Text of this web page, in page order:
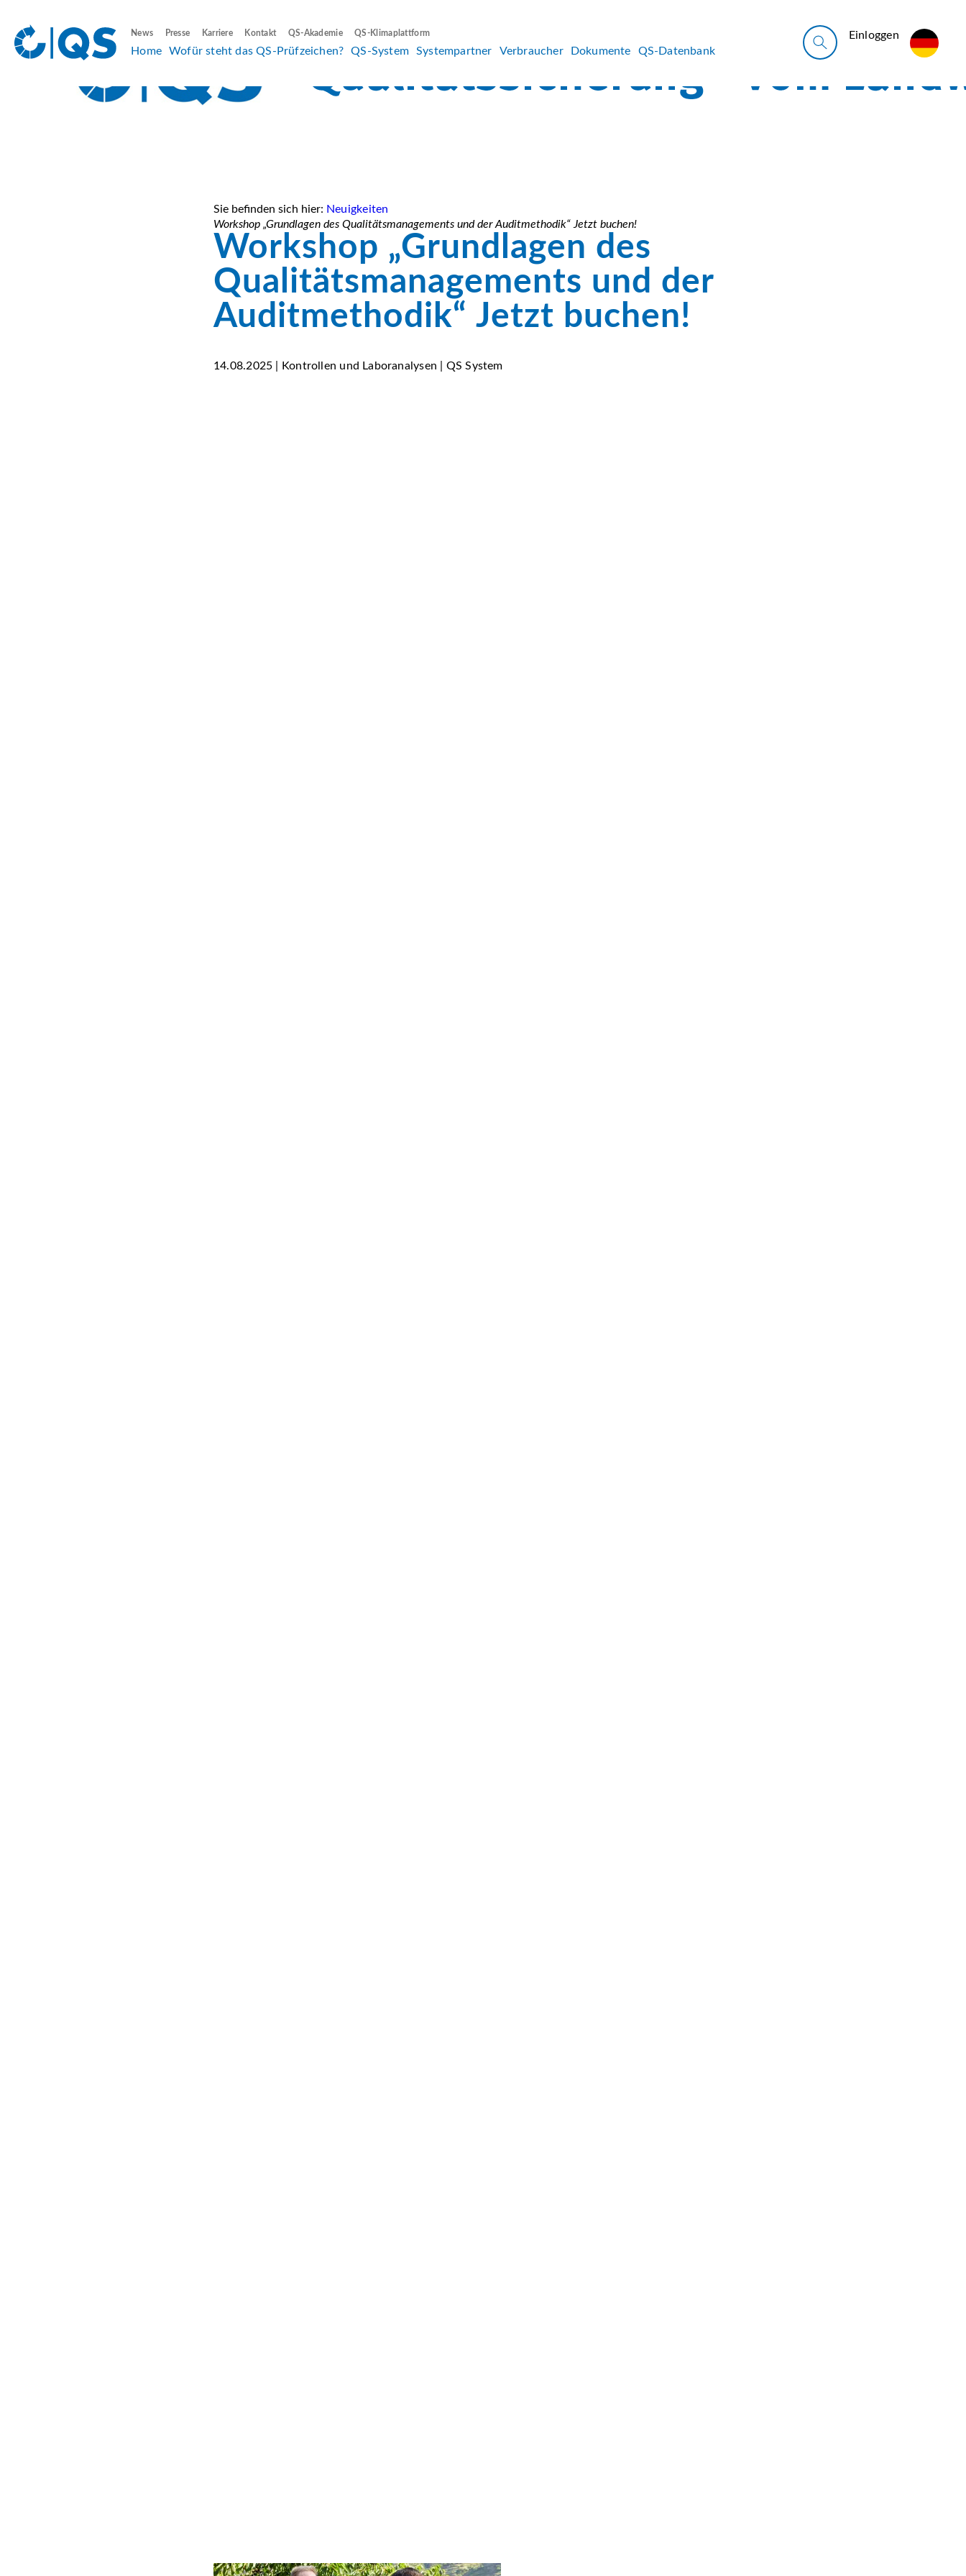
News Presse Karriere Kontakt QS-Akademie QS-Klimaplattform
Home Wofür steht das QS-Prüfzeichen? QS-System Systempartner Verbraucher Dokumente QS-Datenbank
Ein­log­gen
Sie befinden sich hier: Neuigkeiten
Workshop „Grundlagen des Qualitätsmanagements und der Auditmethodik“ Jetzt buchen!
Workshop „Grundlagen des
Qualitätsmanagements und der
Auditmethodik“ Jetzt buchen!
14.08.2025 | Kontrollen und Laboranalysen | QS System